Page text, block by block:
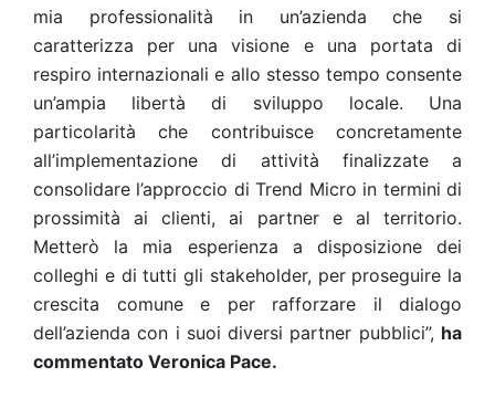
mia professionalità in un’azienda che si
caratterizza per una visione e una portata di
respiro internazionali e allo stesso tempo consente
un’ampia libertà di sviluppo locale. Una
particolarità che contribuisce concretamente
all’implementazione di attività finalizzate a
consolidare l’approccio di Trend Micro in termini di
prossimità ai clienti, ai partner e al territorio.
Metterò la mia esperienza a disposizione dei
colleghi e di tutti gli stakeholder, per proseguire la
crescita comune e per rafforzare il dialogo
dell’azienda con i suoi diversi partner pubblici”, ha
commentato Veronica Pace.